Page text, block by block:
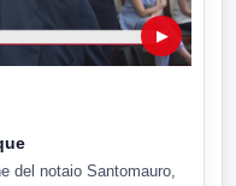
▶
del notaio Santomauro,